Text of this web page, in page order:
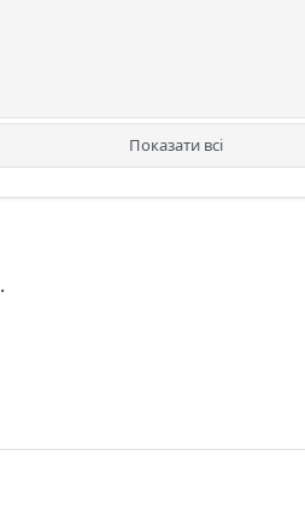
Показати всі
.